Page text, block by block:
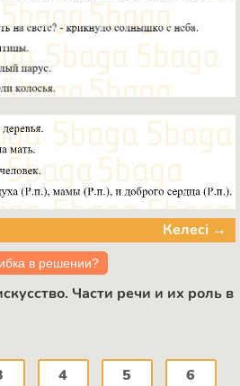
Келесі →
в решении?
Части речи и их роль в
4 5 6